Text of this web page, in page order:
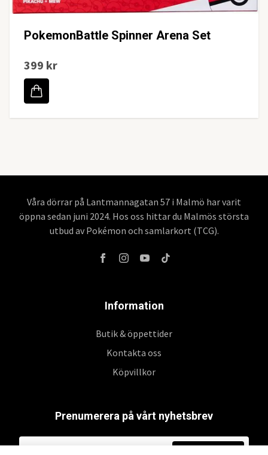
PokemonBattle Spinner Arena Set
399 kr
Våra dörrar på Lantmannagatan 57 i Malmö har varit
öppna sedan juni 2024. Hos oss hittar du Malmös största
utbud av Pokémon och samlarkort (TCG).
Information
Butik & öppettider
Kontakta oss
Köpvillkor
Prenumerera på vårt nyhetsbrev